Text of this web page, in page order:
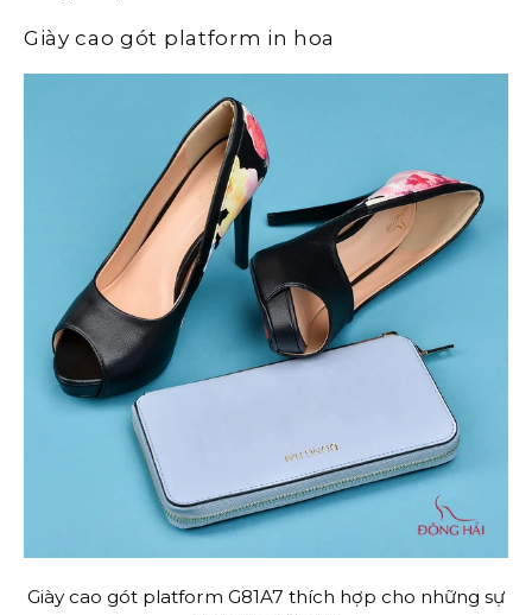
Giày cao gót platform in hoa
Giày cao gót platform G81A7 thích hợp cho những sự